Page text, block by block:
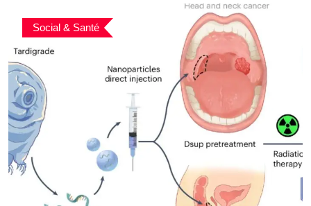
Social & Santé